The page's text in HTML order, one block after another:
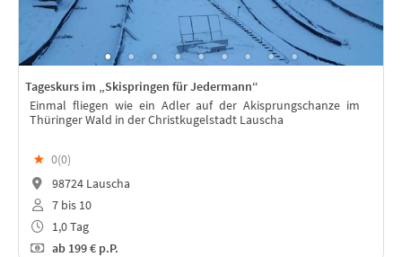
Tageskurs im „Skispringen für Jedermann“
Einmal fliegen wie ein Adler auf der Akisprungschanze im
Thüringer Wald in der Christkugelstadt Lauscha
★ 0(0)
98724 Lauscha
7 bis 10
1,0 Tag
ab199 € p.P.